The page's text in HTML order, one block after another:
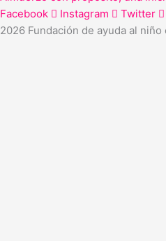
Facebook
Instagram Twitter
2026 Fundación de ayuda al